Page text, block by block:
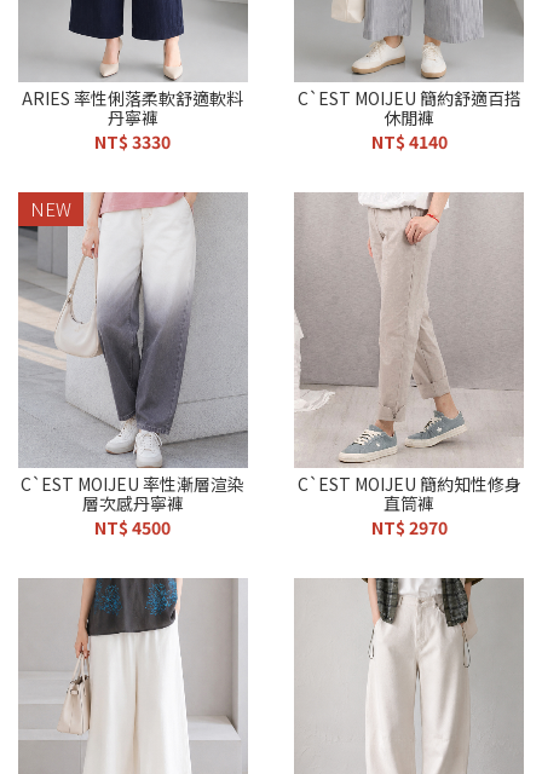
ARIES 率性俐落柔軟舒適軟料
丹寧褲
NT$ 3330
C`EST MOIJEU 簡約舒適百搭
休閒褲
NT$ 4140
NEW
C`EST MOIJEU 率性漸層渲染
層次感丹寧褲
NT$ 4500
C`EST MOIJEU 簡約知性修身
直筒褲
NT$ 2970